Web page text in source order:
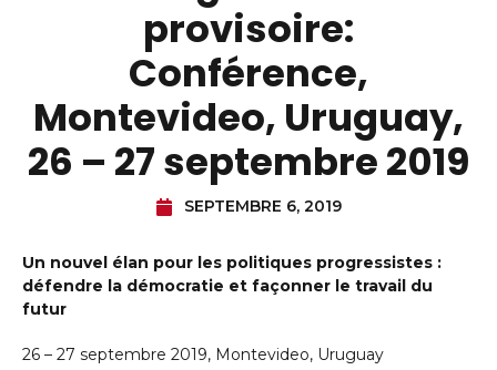
provisoire:
Conférence,
Montevideo, Uruguay,
26 – 27 septembre 2019
SEPTEMBRE 6, 2019
Un nouvel élan pour les politiques progressistes :
défendre la démocratie et façonner le travail du
futur
26 – 27 septembre 2019, Montevideo, Uruguay